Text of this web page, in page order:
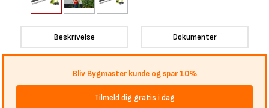
Beskrivelse Dokumenter
Bliv Bygmaster kunde og spar 10%
Tilmeld dig gratis i dag